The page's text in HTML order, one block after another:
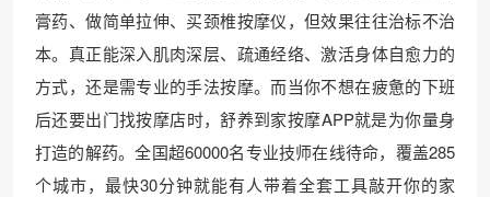
膏药、做简单拉伸、买颈椎按摩仪，但效果往往治标不治
本。真正能深入肌肉深层、疏通经络、激活身体自愈力的
方式，还是需专业的手法按摩。而当你不想在疲惫的下班
后还要出门找按摩店时，舒养到家按摩APP就是为你量身
打造的解药。全国超60000名专业技师在线待命，覆盖285
个城市，最快30分钟就能有人带着全套工具敲开你的家